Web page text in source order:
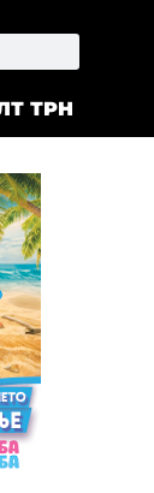
ТРН